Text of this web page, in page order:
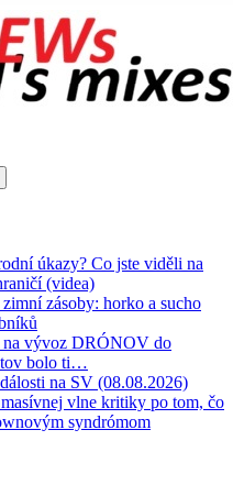
úkazy? Co jste viděli na
(videa)
zásoby: horko a sucho
vývoz DRÓNOV do
bolo ti…
na SV (08.08.2026)
vlne kritiky po tom, čo
syndrómom